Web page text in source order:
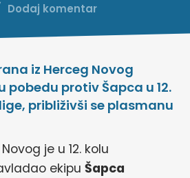
Dodaj komentar
iz Herceg Novog
pobedu protiv Šapca u 12.
približivši se plasmanu
je u 12. kolu
ekipu Šapca